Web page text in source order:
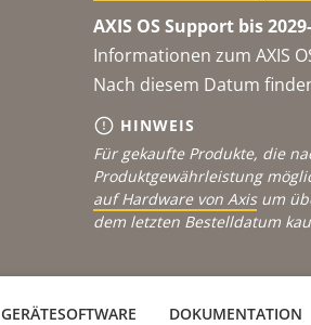
AXIS OS Support bis
Informationen zum AXIS
Nach diesem Datum
HINWEIS
Für gekaufte Produkte, die
Produktgewährleistung
auf Hardware von Axisum
dem letzten Bestelldatum
GERÄTESOFTWARE DOKUMENTATION